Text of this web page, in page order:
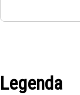
Legenda